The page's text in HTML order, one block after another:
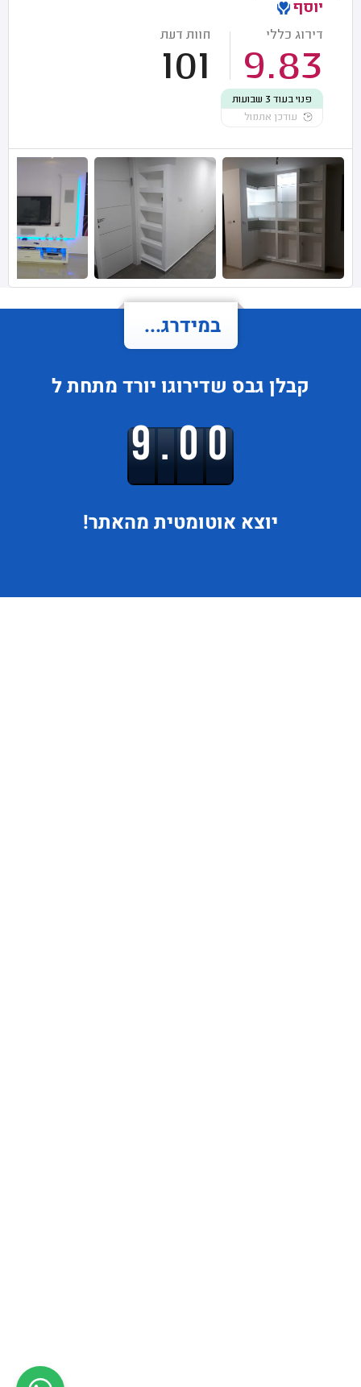
יוסף
דירוג כללי
9.83
חוות דעת
101
פנוי בעוד 3 שבועות
עודכן אתמול
במידרג...
קבלן גבס שדירוגו יורד מתחת ל
9.00
יוצא אוטומטית מהאתר!